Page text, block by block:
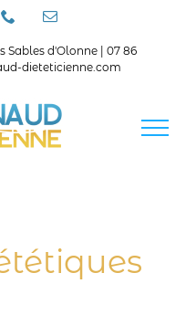
TéléphoneEmail
Sables d'Olonne | 07 86
dieteticienne.com